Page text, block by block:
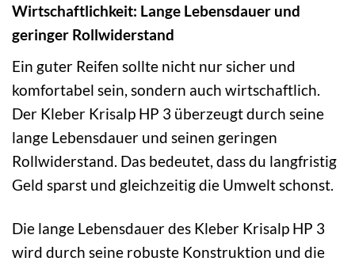
Wirtschaftlichkeit: Lange Lebensdauer und
geringer Rollwiderstand
Ein guter Reifen sollte nicht nur sicher und
komfortabel sein, sondern auch wirtschaftlich.
Der Kleber Krisalp HP 3 überzeugt durch seine
lange Lebensdauer und seinen geringen
Rollwiderstand. Das bedeutet, dass du langfristig
Geld sparst und gleichzeitig die Umwelt schonst.
Die lange Lebensdauer des Kleber Krisalp HP 3
wird durch seine robuste Konstruktion und die